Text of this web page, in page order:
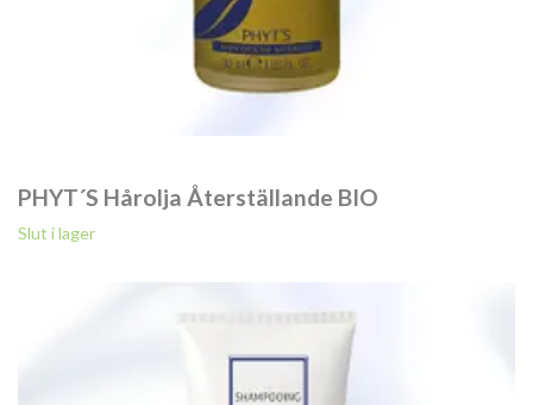
PHYT´S Hårolja Återställande BIO
Slut i lager